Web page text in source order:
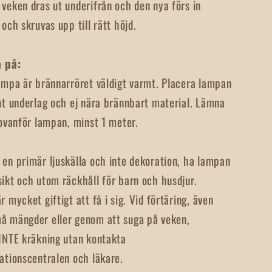
dras ut underifrån och den nya förs in
skruvas upp till rätt höjd.
på:
är brännarröret väldigt varmt. Placera lampan
underlag och ej nära brännbart material. Lämna
lampan, minst 1 meter.
primär ljuskälla och inte dekoration, ha lampan
och utom räckhåll för barn och husdjur.
mycket giftigt att få i sig. Vid förtäring, även
mängder eller genom att suga på veken,
kräkning utan kontakta
och läkare.